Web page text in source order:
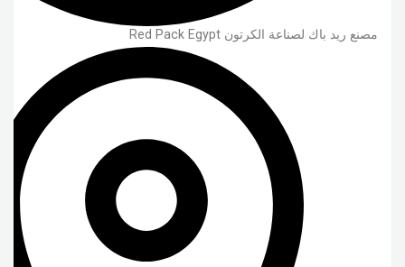
مصنع ريد باك لصناعة الكرتون Red Pack Egypt